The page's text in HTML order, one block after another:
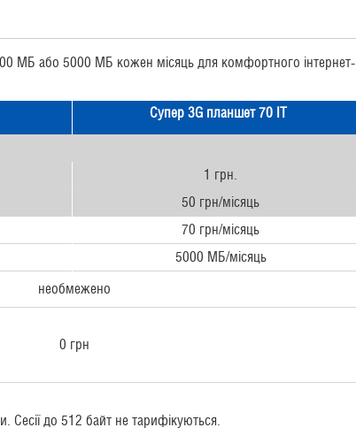
МБ або 5000 МБ кожен місяць для комфортного інтернет-
Супер 3G планшет 70 IT
1 грн.
50 грн/місяць
70 грн/місяць
5000 МБ/місяць
необмежено
0 грн
Сесії до 512 байт не тарифікуються.